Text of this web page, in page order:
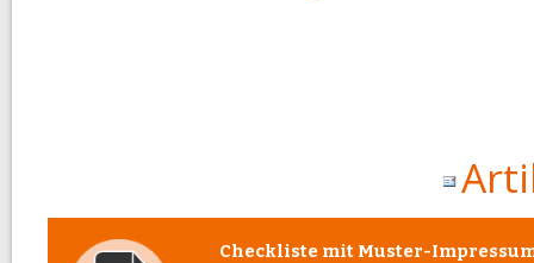
Checkliste mit Muster-